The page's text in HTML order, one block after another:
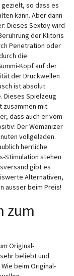
so dass es
kann. Aber dann
Dieses Sextoy wird
der Klitoris
Penetration oder
die
Kopf auf der
der Druckwellen
ist absolut
Dieses Spielzeug
zusammen mit
dass auch er vom
Der Womanizer
vollgeladen.
herrliche
Stimulation stehen
gibt es
Alternativen,
ausser beim Preis!
zum
Original-
beliebt und
beim Original-